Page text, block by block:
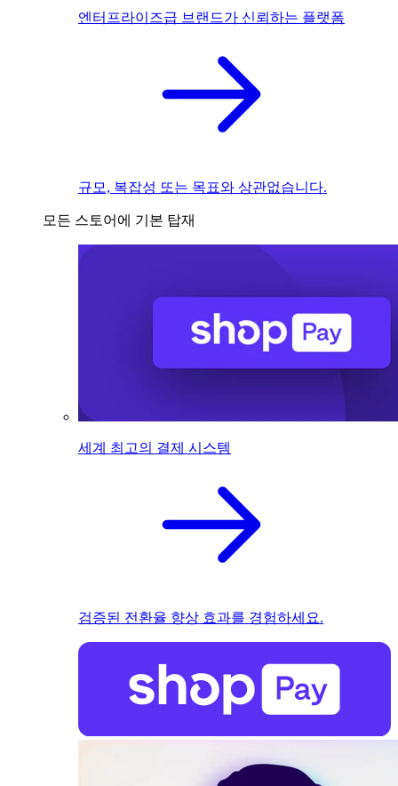
엔터프라이즈급 브랜드가 신뢰하는 플랫폼
규모, 복잡성 또는 목표와 상관없습니다.
모든 스토어에 기본 탑재
세계 최고의 결제 시스템
검증된 전환율 향상 효과를 경험하세요.